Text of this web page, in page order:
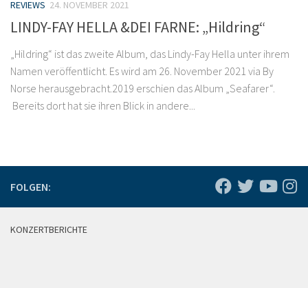
REVIEWS 24. NOVEMBER 2021
LINDY-FAY HELLA &DEI FARNE: „Hildring“
„Hildring“ ist das zweite Album, das Lindy-Fay Hella unter ihrem
Namen veröffentlicht. Es wird am 26. November 2021 via By
Norse herausgebracht.2019 erschien das Album „Seafarer“.
Bereits dort hat sie ihren Blick in andere...
FOLGEN:
KONZERTBERICHTE